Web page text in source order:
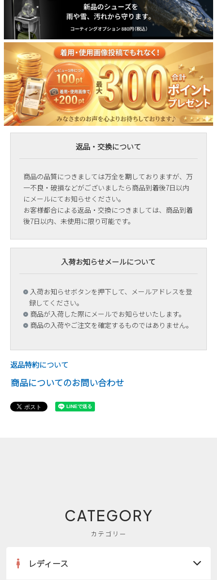
返品・交換について
商品の品質につきましては万全を期しておりますが、万
一不良・破損などがございましたら商品到着後7日以内
にメールにてお知らせください。
お客様都合による返品・交換につきましては、商品到着
後7日以内、未使用に限り可能です。
入荷お知らせメールについて
入荷お知らせボタンを押下して、メールアドレスを登
録してください。
商品が入荷した際にメールでお知らせいたします。
商品の入荷やご注文を確定するものではありません。
返品特約について
商品についてのお問い合わせ
CATEGORY
カテゴリー
レディース